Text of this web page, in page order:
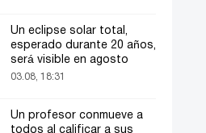
Un eclipse solar total,
esperado durante 20 años,
será visible en agosto
03.08, 18:31
Un profesor conmueve a
todos al calificar a sus